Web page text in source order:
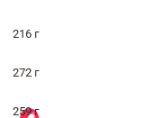
216 г
272 г
259 г